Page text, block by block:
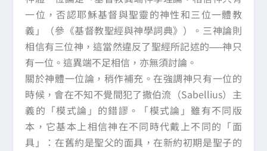
一位，否認耶穌基督與聖靈的神性和三位一體教
義」（參《基督教聖經與神學詞典》）。三神論則
相信有三位神，這當然違反了聖經所記述的──神只
有一位。這異端不足相信，亦無須討論。
關於神體一位論，稍作補充。在強調神只有一位的
時候，會在不知不覺間犯了撒伯流（Sabellius）主
義的「模式論」的錯謬。「模式論」雖有不同版
本，它基本上相信神在不同時代戴上不同的「面
具」：在舊約是聖父的面具，在新約初期是聖子的